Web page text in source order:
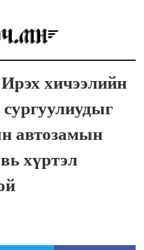
хичээлийн
автозамын
хүртэл